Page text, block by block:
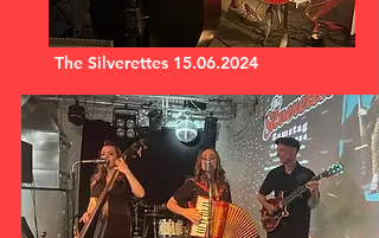
The Silverettes 15.06.2024